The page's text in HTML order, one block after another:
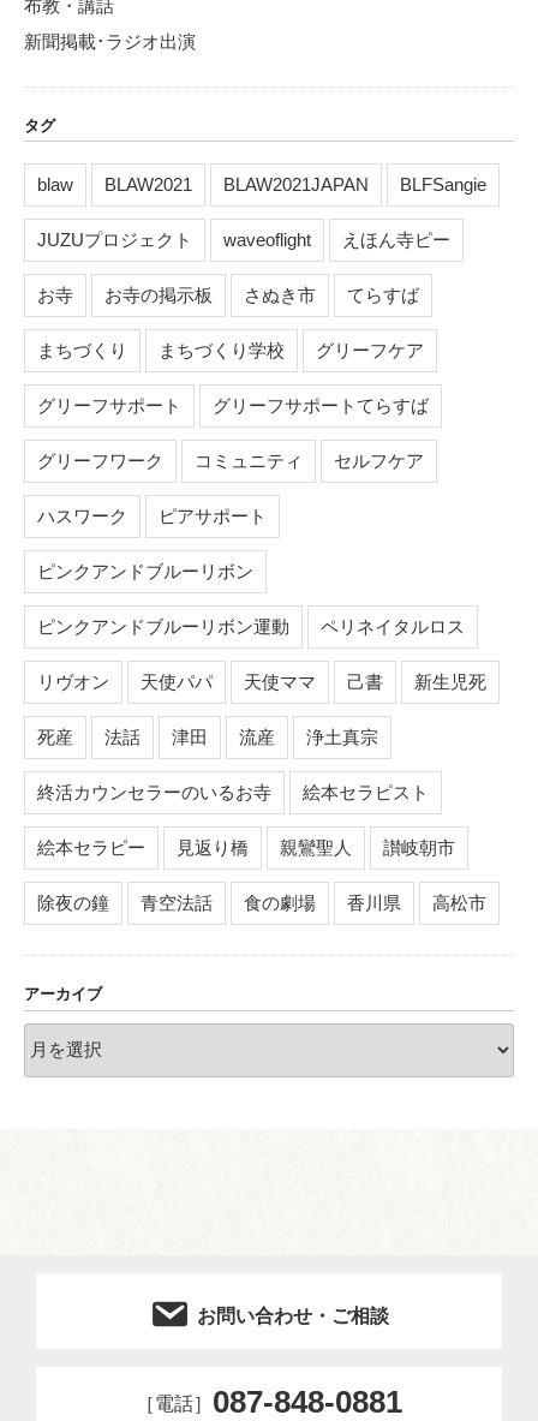
布教・講話
新聞掲載･ラジオ出演
タグ
blaw BLAW2021 BLAW2021JAPAN BLFSangie
JUZUプロジェクト waveoflight えほん寺ピー
お寺 お寺の掲示板 さぬき市 てらすば
まちづくり まちづくり学校 グリーフケア
グリーフサポート グリーフサポートてらすば
グリーフワーク コミュニティ セルフケア
ハスワーク ピアサポート
ピンクアンドブルーリボン
ピンクアンドブルーリボン運動 ペリネイタルロス
リヴオン 天使パパ 天使ママ 己書 新生児死
死産 法話 津田 流産 浄土真宗
終活カウンセラーのいるお寺 絵本セラピスト
絵本セラピー 見返り橋 親鸞聖人 讃岐朝市
除夜の鐘 青空法話 食の劇場 香川県 高松市
アーカイブ
ー
お問い合わせ・ご相談
［電話］ 087-848-0881